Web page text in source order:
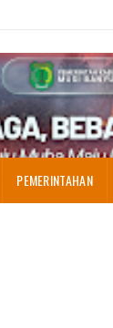
PEMERINTAHAN